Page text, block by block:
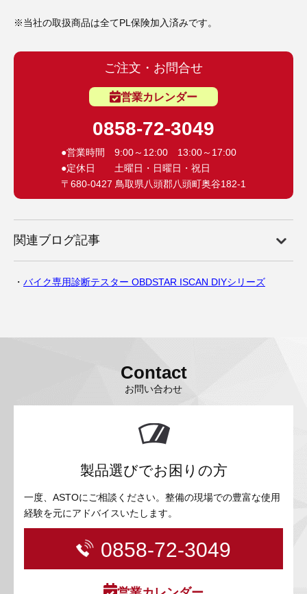
※当社の取扱商品は全てPL保険加入済みです。
ご注文・お問合せ
営業カレンダー
0858-72-3049
●営業時間 9:00～12:00 13:00～17:00
●定休日 土曜日・日曜日・祝日
〒680-0427 鳥取県八頭郡八頭町奥谷182-1
関連ブログ記事
バイク専用診断テスター OBDSTAR ISCAN DIYシリーズ
Contact
お問い合わせ
製品選びでお困りの方
一度、ASTOにご相談ください。整備の現場での豊富な使用
経験を元にアドバイスいたします。
0858-72-3049